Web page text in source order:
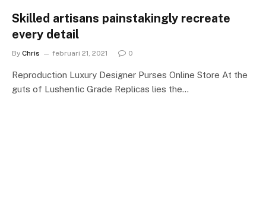
Skilled artisans painstakingly recreate
every detail
By Chris februari 21, 2021 0
Reproduction Luxury Designer Purses Online Store At the
guts of Lushentic Grade Replicas lies the…